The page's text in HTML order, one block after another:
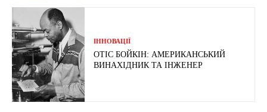
ІННОВАЦІЇ
ОТІС БОЙКІН: АМЕРИКАНСЬКИЙ
ВИНАХІДНИК ТА ІНЖЕНЕР